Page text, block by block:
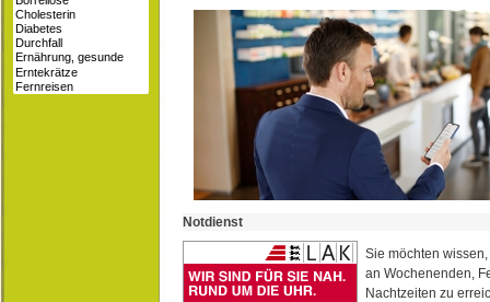
Notdienst
Sie möchten
an Wochenenden,
Nachtzeiten zu